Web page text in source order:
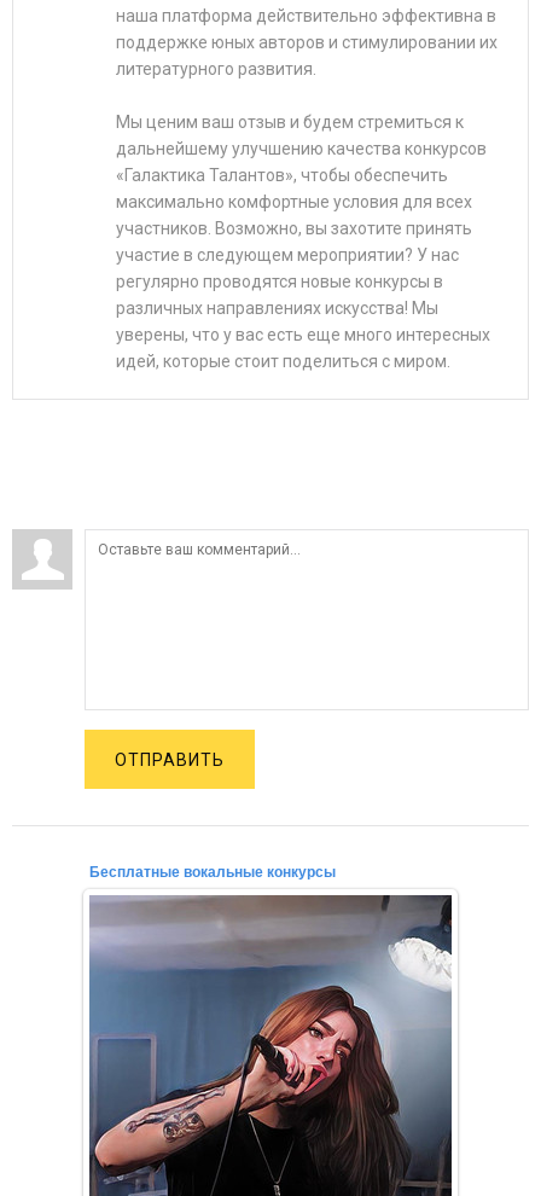
наша платформа действительно эффективна в
поддержке юных авторов и стимулировании их
литературного развития.
Мы ценим ваш отзыв и будем стремиться к
дальнейшему улучшению качества конкурсов
«Галактика Талантов», чтобы обеспечить
максимально комфортные условия для всех
участников. Возможно, вы захотите принять
участие в следующем мероприятии? У нас
регулярно проводятся новые конкурсы в
различных направлениях искусства! Мы
уверены, что у вас есть еще много интересных
идей, которые стоит поделиться с миром.
ОТПРАВИТЬ
Бесплатные вокальные конкурсы
Уважаемые конкурсанты, начинающие вокалисты,
профессионалы, любители петь!
Приглашаем для участия в бесп...